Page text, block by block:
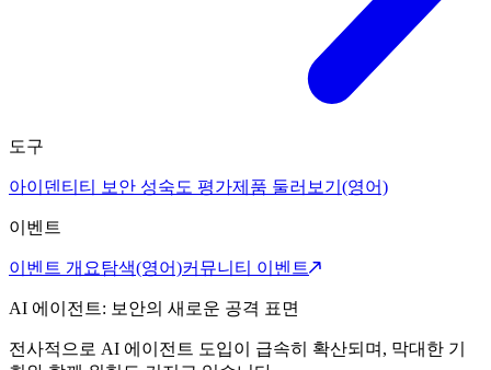
도구
아이덴티티 보안 성숙도 평가제품 둘러보기(영어)
이벤트
이벤트 개요탐색(영어)커뮤니티 이벤트
AI 에이전트: 보안의 새로운 공격 표면
전사적으로 AI 에이전트 도입이 급속히 확산되며, 막대한 기